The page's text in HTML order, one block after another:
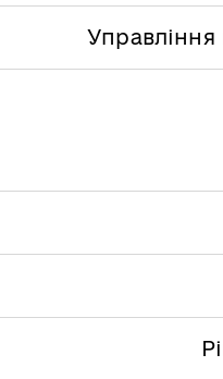
Управління